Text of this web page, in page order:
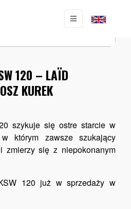
120 – LAÏD
KUREK
szykuje się ostre starcie w
którym zawsze szukający
zmierzy się z niepokonanym
120 już w sprzedaży w